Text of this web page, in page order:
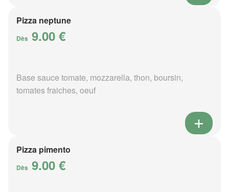
Pizza neptune
Dès 9.00 €
Base sauce tomate, mozzarella, thon, boursin,
tomates fraiches, oeuf
Pizza pimento
Dès 9.00 €